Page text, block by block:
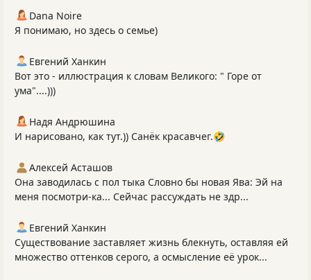
Dana Noire
Я понимаю, но здесь о семье)
Евгений Ханкин
Вот это - иллюстрация к словам Великого: " Горе от
ума"....)))
Надя Андрюшина
И нарисовано, как тут.)) Санёк красавчег.🤣
Алексей Асташов
Она заводилась с пол тыка Словно бы новая Ява: Эй на
меня посмотри-ка... Сейчас рассуждать не здр...
Евгений Ханкин
Существование заставляет жизнь блекнуть, оставляя ей
множество оттенков серого, а осмысление её урок...